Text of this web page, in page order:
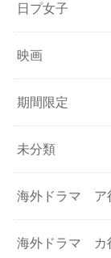
日プ女子
映画
期間限定
未分類
海外ドラマ ア
海外ドラマ カ